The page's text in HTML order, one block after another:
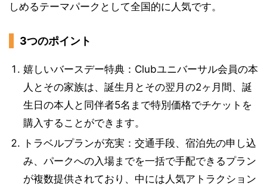
しめるテーマパークとして全国的に人気です。
3つのポイント
嬉しいバースデー特典：Clubユニバーサル会員の本
人とその家族は、誕生月とその翌月の2ヶ月間、誕
生日の本人と同伴者5名まで特別価格でチケットを
購入することができます。
トラベルプランが充実：交通手段、宿泊先の申し込
み、パークへの入場までを一括で手配できるプラン
が複数提供されており、中には人気アトラクション